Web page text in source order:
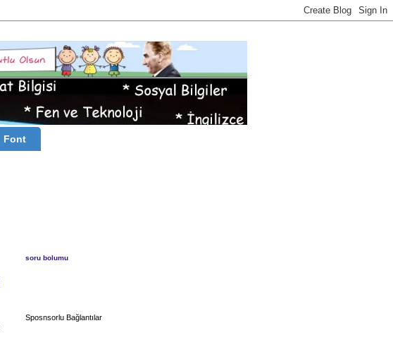
Font
soru bolumu
Sposnsorlu Bağlantılar